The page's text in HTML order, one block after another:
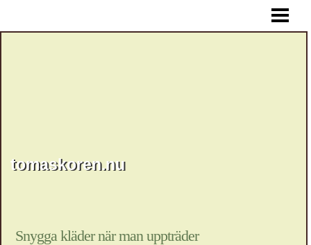
tomaskoren.nu
Snygga kläder när man uppträder